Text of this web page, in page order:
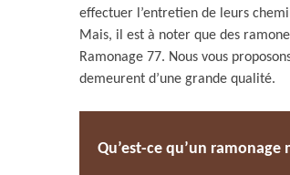
effectuer l’entretien de leurs
Mais, il est à noter que des
Ramonage 77. Nous vous
demeurent d’une grande qualité.
Qu’est-ce qu’un ramonage